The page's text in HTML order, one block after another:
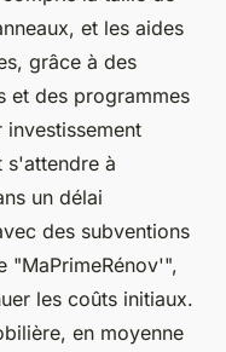
et les aides
grâce à des
et des programmes
s'attendre à
un délai
des subventions
"MaPrimeRénov'",
les coûts initiaux.
en moyenne